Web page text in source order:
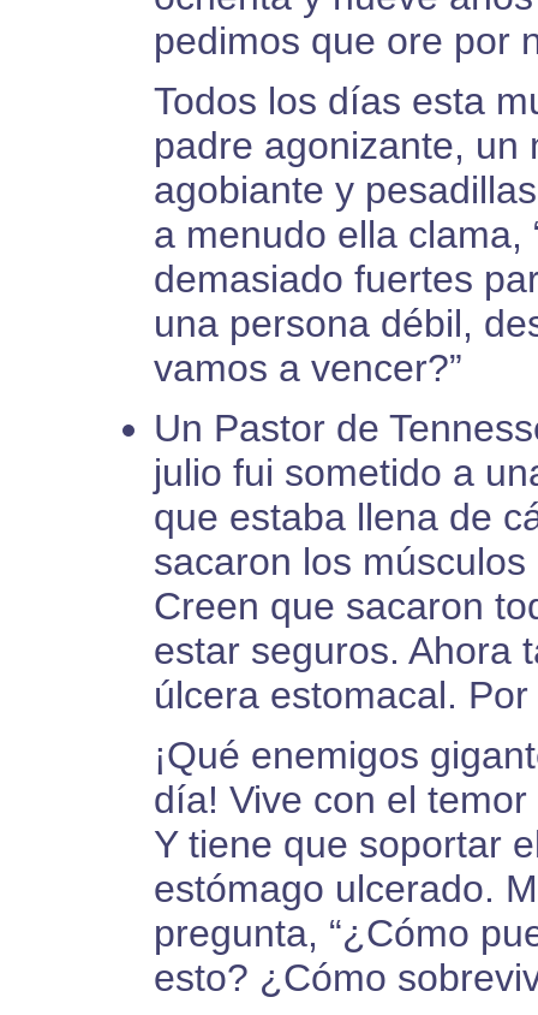
pedimos que ore por
Todos los días esta
padre agonizante, un
agobiante y
a menudo ella clama,
demasiado fuertes
una persona débil,
vamos a vencer?”
Un Pastor de
julio fui sometido a
que estaba llena de
sacaron los
Creen que sacaron
estar seguros. Ahora
úlcera estomacal.
¡Qué enemigos
día! Vive con el
Y tiene que soportar
estómago ulcerado.
pregunta, “¿Cómo
esto? ¿Cómo